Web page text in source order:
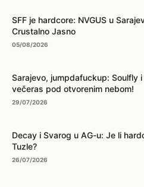
SFF je hardcore: NVGUS u
Crustalno Jasno
05/08/2026
Sarajevo, jumpdafuckup: Soulfly i
večeras pod otvorenim nebom!
29/07/2026
Decay i Svarog u AG-u: Je li
Tuzle?
26/07/2026